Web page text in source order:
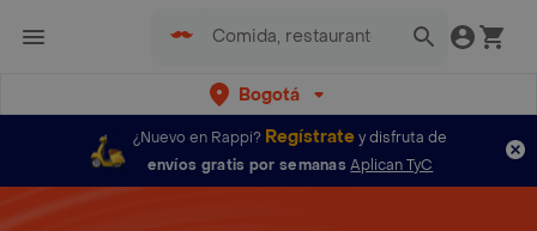
Bogotá
¿Nuevo en Rappi? Regístratey disfruta de
envíos gratis por semanas Aplican TyC